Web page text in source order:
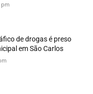
pm
de drogas é preso
em São Carlos